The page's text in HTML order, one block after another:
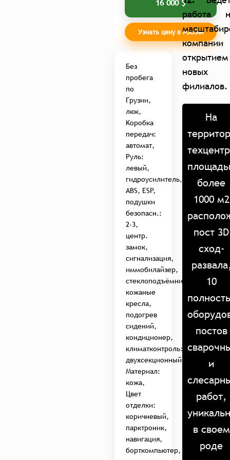
16 000 $
Узнать цену в России
Без
пробега
по
Грузии,
люк,
Kоробка
передач:
автомат,
Руль:
левый,
гидроусилитель,
ABS, ESP,
подушки
безопасн.:
2-3,
центр.
замок,
сигнализация,
иммобилайзер,
стеклоподъёмники,
кожаные
кресла,
подогрев
сидений,
кондиционер,
климатконтроль:
двухсекционный,
Материал:
кожа,
Цвет
отделки:
коричневый,
парктроник,
навигация,
борткомпьютер,
работа
открытием
новых
филиалов.
На
более
1000 м2
пост 3D
сход-
10
постов
и
работ,
в своем
роде